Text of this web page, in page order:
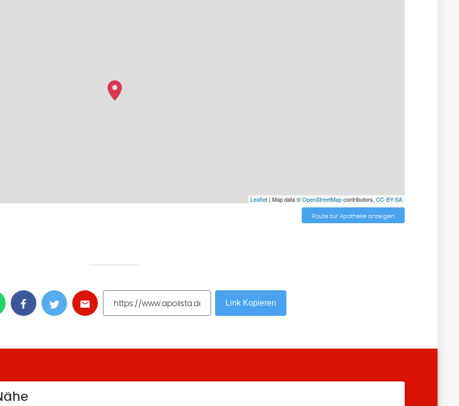
Leaflet| Map data ©OpenStreetMapcontributors, CC-BY-SA
Route zur Apotheke anzeigen
Link Kopieren